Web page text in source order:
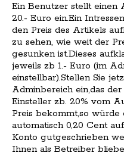
Ein Benutzer stellt einen
20.- Euro ein.Ein
den Preis des Artikels
zu sehen, wie weit der
gesunken ist.Dieses
jeweils zb 1.- Euro (im
einstellbar).Stellen Sie
Adminbereich ein,das
Einsteller zb. 20% vom
Preis bekommt,so würde
automatisch 0,20 Cent
Konto gutgeschrieben
Ihnen als Betreiber